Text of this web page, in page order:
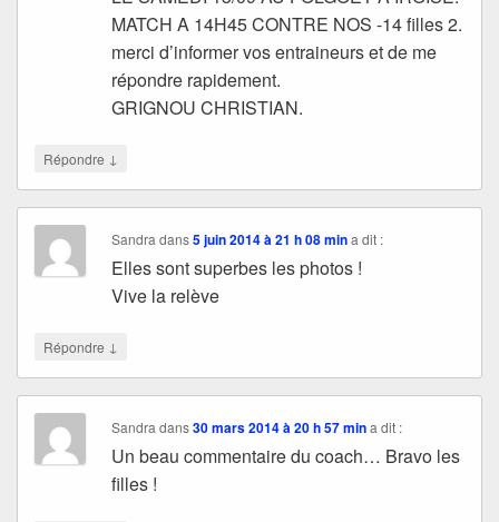
MATCH A 14H45 CONTRE NOS -14 filles 2.
merci d’informer vos entraineurs et de me
répondre rapidement.
GRIGNOU CHRISTIAN.
Répondre ↓
Sandra dans5 juin 2014 à 21 h 08 min a dit :
Elles sont superbes les photos !
Vive la relève
Répondre ↓
Sandra dans30 mars 2014 à 20 h 57 min a dit :
Un beau commentaire du coach… Bravo les
filles !